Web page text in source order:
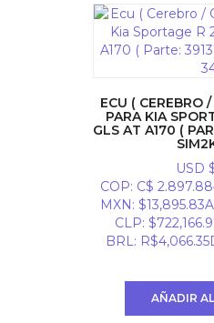
ECU ( CEREBRO
PARA KIA
GLS AT A170 (
USD
COP: C$
MXN: $13,895.83
CLP:
BRL: R$4,066.35
AÑADIR